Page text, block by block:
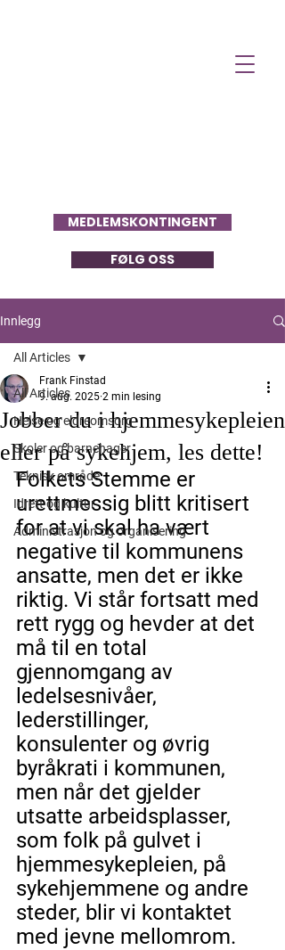
MEDLEMSKONTINGENT
FØLG OSS
Innlegg
All Articles
Helse og eldreomsorg
Skoler og barnehager
Teknisk område
Idrett og kultur
Administrasjon og organisering
All Articles
Jobber du i hjemmesykepleien
eller på sykehjem, les dette!
Frank Finstad
9. aug. 2025 2 min lesing
Folkets Stemme er
urettmessig blitt kritisert
for at vi skal ha vært
negative til kommunens
ansatte, men det er ikke
riktig. Vi står fortsatt med
rett rygg og hevder at det
må til en total
gjennomgang av
ledelsesnivåer,
lederstillinger,
konsulenter og øvrig
byråkrati i kommunen,
men når det gjelder
utsatte arbeidsplasser,
som folk på gulvet i
hjemmesykepleien, på
sykehjemmene og andre
steder, blir vi kontaktet
med jevne mellomrom.